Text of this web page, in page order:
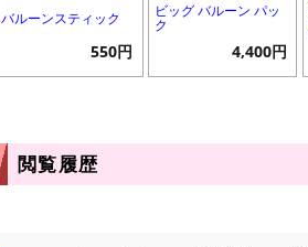
バルーンスティック
550円
ビッグ バルーン パッ
ク
4,400円
閲覧履歴